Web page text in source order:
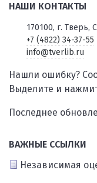
НАШИ КОНТАКТЫ
170100, г. Тверь,
+7 (4822) 34-37-55
info@tverlib.ru
Нашли ошибку?
Выделите и
Последнее
ВАЖНЫЕ ССЫЛКИ
Независимая